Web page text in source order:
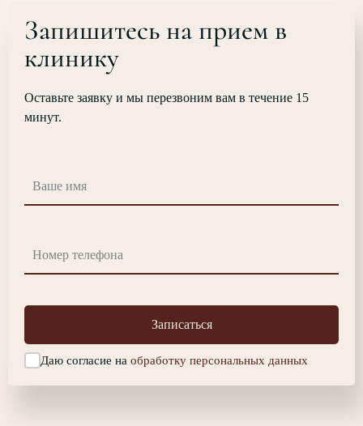
Запишитесь на прием в
клинику
Оставьте заявку и мы перезвоним вам в течение 15
минут.
Записаться
Даю согласие на обработку персональных данных